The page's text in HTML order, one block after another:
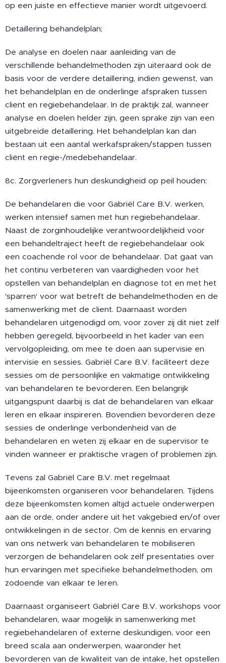
op een juiste en effectieve manier wordt uitgevoerd.
Detaillering behandelplan;
De analyse en doelen naar aanleiding van de
verschillende behandelmethoden zijn uiteraard ook de
basis voor de verdere detaillering, indien gewenst, van
het behandelplan en de onderlinge afspraken tussen
client en regiebehandelaar. In de praktijk zal, wanneer
analyse en doelen helder zijn, geen sprake zijn van een
uitgebreide detaillering. Het behandelplan kan dan
bestaan uit een aantal werkafspraken/stappen tussen
cliënt en regie-/medebehandelaar.
8c. Zorgverleners hun deskundigheid op peil houden:
De behandelaren die voor Gabriël Care B.V. werken,
werken intensief samen met hun regiebehandelaar.
Naast de zorginhoudelijke verantwoordelijkheid voor
een behandeltraject heeft de regiebehandelaar ook
een coachende rol voor de behandelaar. Dat gaat van
het continu verbeteren van vaardigheden voor het
opstellen van behandelplan en diagnose tot en met het
'sparren' voor wat betreft de behandelmethoden en de
samenwerking met de client. Daarnaast worden
behandelaren uitgenodigd om, voor zover zij dit niet zelf
hebben geregeld, bijvoorbeeld in het kader van een
vervolgopleiding, om mee te doen aan supervisie en
intervisie en sessies. Gabriël Care B.V. faciliteert deze
sessies om de persoonlijke en vakmatige ontwikkeling
van behandelaren te bevorderen. Een belangrijk
uitgangspunt daarbij is dat de behandelaren van elkaar
leren en elkaar inspireren. Bovendien bevorderen deze
sessies de onderlinge verbondenheid van de
behandelaren en weten zij elkaar en de supervisor te
vinden wanneer er praktische vragen of problemen zijn.
Tevens zal Gabriël Care B.V. met regelmaat
bijeenkomsten organiseren voor behandelaren. Tijdens
deze bijeenkomsten komen altijd actuele onderwerpen
aan de orde, onder andere uit het vakgebied en/of over
ontwikkelingen in de sector. Om de kennis en ervaring
van ons netwerk van behandelaren te mobiliseren
verzorgen de behandelaren ook zelf presentaties over
hun ervaringen met specifieke behandelmethoden, om
zodoende van elkaar te leren.
Daarnaast organiseert Gabriël Care B.V. workshops voor
behandelaren, waar mogelijk in samenwerking met
regiebehandelaren of externe deskundigen, voor een
breed scala aan onderwerpen, waaronder het
bevorderen van de kwaliteit van de intake, het opstellen